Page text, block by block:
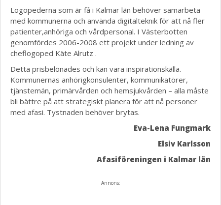
Logopederna som är få i Kalmar län behöver samarbeta
med kommunerna och använda digitalteknik för att nå fler
patienter,anhöriga och vårdpersonal. I Västerbotten
genomfördes 2006-2008 ett projekt under ledning av
cheflogoped Käte Alrutz .
Detta prisbelönades och kan vara inspirationskälla.
Kommunernas anhörigkonsulenter, kommunikatörer,
tjänstemän, primärvården och hemsjukvården – alla måste
bli bättre på att strategiskt planera för att nå personer
med afasi. Tystnaden behöver brytas.
Eva-Lena Fungmark
Elsiv Karlsson
Afasiföreningen i Kalmar län
Annons: